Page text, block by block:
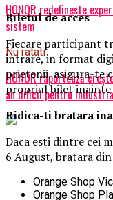
HONOR redefinește
sistem
Nu ratati
HONOR raportează
an dificil pentru
Biletul de acces
Fiecare participant
intrare, in format
prietenii, asigura-te
propriul bilet inainte
Ridica-ti bratara
Daca esti dintre cei
6 August, bratara
Orange Shop
Orange Shop